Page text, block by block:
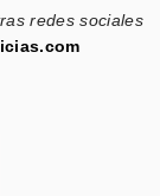
redes sociales